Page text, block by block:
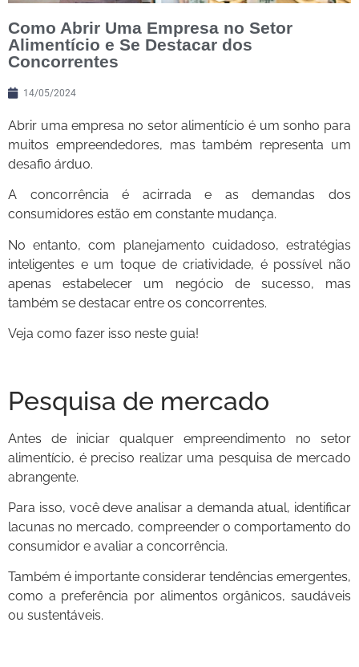
Como Abrir Uma Empresa no Setor
Alimentício e Se Destacar dos
Concorrentes
14/05/2024
Abrir uma empresa no setor alimentício é um sonho para
muitos empreendedores, mas também representa um
desafio árduo.
A concorrência é acirrada e as demandas dos
consumidores estão em constante mudança.
No entanto, com planejamento cuidadoso, estratégias
inteligentes e um toque de criatividade, é possível não
apenas estabelecer um negócio de sucesso, mas
também se destacar entre os concorrentes.
Veja como fazer isso neste guia!
Pesquisa de mercado
Antes de iniciar qualquer empreendimento no setor
alimentício, é preciso realizar uma pesquisa de mercado
abrangente.
Para isso, você deve analisar a demanda atual, identificar
lacunas no mercado, compreender o comportamento do
consumidor e avaliar a concorrência.
Também é importante considerar tendências emergentes,
como a preferência por alimentos orgânicos, saudáveis
ou sustentáveis.